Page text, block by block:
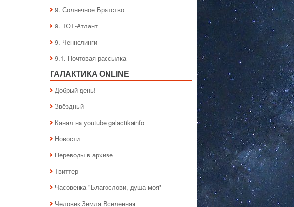
9. Солнечное Братство
9. ТОТ-Атлант
9. Ченнелинги
9.1. Почтовая рассылка
ГАЛАКТИКA ONLINE
Добрый день!
Звёздный
Канал на youtube galactikainfo
Новости
Переводы в архиве
Твиттер
Часовенка "Благослови, душа моя"
Человек Земля Вселенная